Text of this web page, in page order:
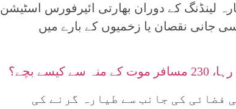
لینڈنگ کے دوران بھارتی ائیرفورس اسٹیشن
جانی نقصان یا زخمیوں کے بارے میں
فضائی کی جانب سے طیارہ گرنے کی